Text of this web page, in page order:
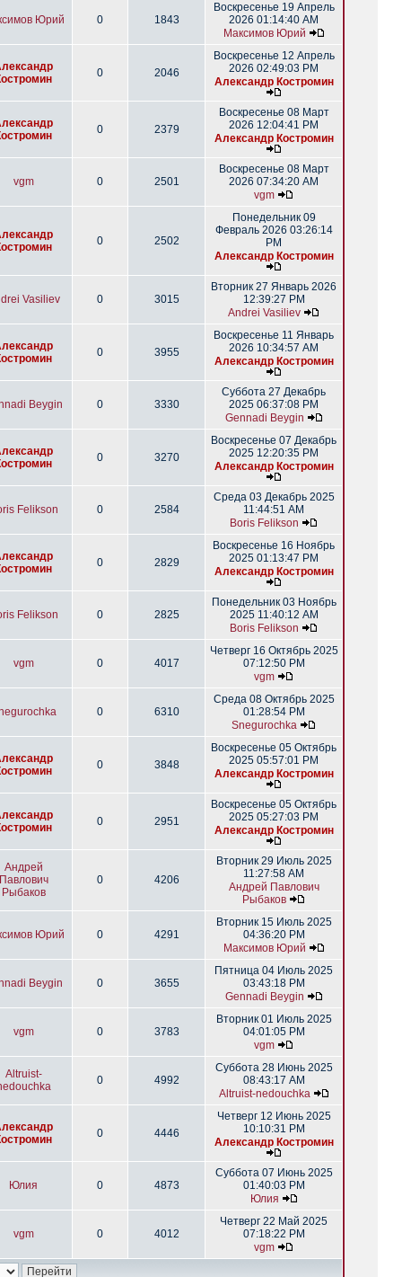
Юрий 0 1843
Воскресенье 19 Апрель
2026 01:14:40 AM
Максимов Юрий
0 2046
Воскресенье 12 Апрель
2026 02:49:03 PM
Александр Костромин
0 2379
Воскресенье 08 Март
2026 12:04:41 PM
Александр Костромин
vgm 0 2501
Воскресенье 08 Март
2026 07:34:20 AM
vgm
0 2502
Понедельник 09
Февраль 2026 03:26:14
PM
Александр Костромин
Vasiliev 0 3015
Вторник 27 Январь 2026
12:39:27 PM
Andrei Vasiliev
0 3955
Воскресенье 11 Январь
2026 10:34:57 AM
Александр Костромин
Beygin 0 3330
Суббота 27 Декабрь
2025 06:37:08 PM
Gennadi Beygin
0 3270
Воскресенье 07 Декабрь
2025 12:20:35 PM
Александр Костромин
Felikson 0 2584
Среда 03 Декабрь 2025
11:44:51 AM
Boris Felikson
0 2829
Воскресенье 16 Ноябрь
2025 01:13:47 PM
Александр Костромин
Felikson 0 2825
Понедельник 03 Ноябрь
2025 11:40:12 AM
Boris Felikson
vgm 0 4017
Четверг 16 Октябрь 2025
07:12:50 PM
vgm
0 6310
Среда 08 Октябрь 2025
01:28:54 PM
Snegurochka
0 3848
Воскресенье 05 Октябрь
2025 05:57:01 PM
Александр Костромин
0 2951
Воскресенье 05 Октябрь
2025 05:27:03 PM
Александр Костромин
Андрей
Рыбаков
0 4206
Вторник 29 Июль 2025
11:27:58 AM
Андрей Павлович
Рыбаков
Юрий 0 4291
Вторник 15 Июль 2025
04:36:20 PM
Максимов Юрий
Beygin 0 3655
Пятница 04 Июль 2025
03:43:18 PM
Gennadi Beygin
vgm 0 3783
Вторник 01 Июль 2025
04:01:05 PM
vgm
Altruist-
0 4992
Суббота 28 Июнь 2025
08:43:17 AM
Altruist-nedouchka
0 4446
Четверг 12 Июнь 2025
10:10:31 PM
Александр Костромин
Юлия 0 4873
Суббота 07 Июнь 2025
01:40:03 PM
Юлия
vgm 0 4012
Четверг 22 Май 2025
07:18:22 PM
vgm